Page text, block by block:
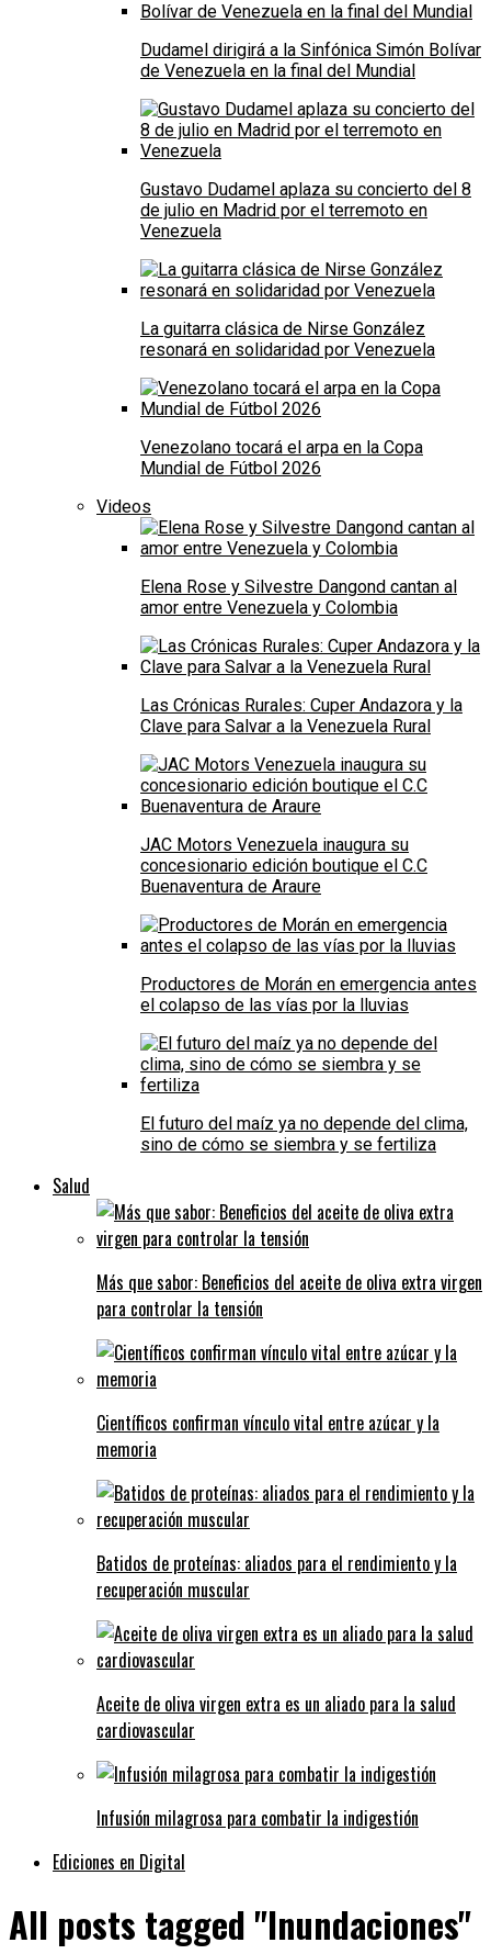
Dudamel dirigirá a la Sinfónica Simón Bolívar
de Venezuela en la final del Mundial
Gustavo Dudamel aplaza su concierto del 8
de julio en Madrid por el terremoto en
Venezuela
La guitarra clásica de Nirse González
resonará en solidaridad por Venezuela
Venezolano tocará el arpa en la Copa
Mundial de Fútbol 2026
Videos
Elena Rose y Silvestre Dangond cantan al
amor entre Venezuela y Colombia
Las Crónicas Rurales: Cuper Andazora y la
Clave para Salvar a la Venezuela Rural
JAC Motors Venezuela inaugura su
concesionario edición boutique el C.C
Buenaventura de Araure
Productores de Morán en emergencia antes
el colapso de las vías por la lluvias
El futuro del maíz ya no depende del clima,
sino de cómo se siembra y se fertiliza
Salud
Más que sabor: Beneficios del aceite de oliva extra virgen
para controlar la tensión
Científicos confirman vínculo vital entre azúcar y la
memoria
Batidos de proteínas: aliados para el rendimiento y la
recuperación muscular
Aceite de oliva virgen extra es un aliado para la salud
cardiovascular
Infusión milagrosa para combatir la indigestión
Ediciones en Digital
All posts tagged "Inundaciones"